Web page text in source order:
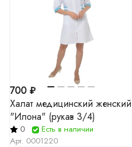
700 ₽
Халат медицинский женский
"Илона" (рукав 3/4)
0
Есть в наличии
Арт. 0001220